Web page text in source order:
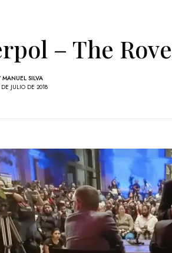
– The
MANUEL SILVA
DE JULIO DE 2018